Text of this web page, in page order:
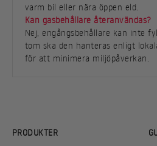
varm bil eller nära öppen eld.
Kan gasbehållare återanvändas?
Nej, engångsbehållare kan inte
tom ska den hanteras enligt
för att minimera miljöpåverkan.
PRODUKTER